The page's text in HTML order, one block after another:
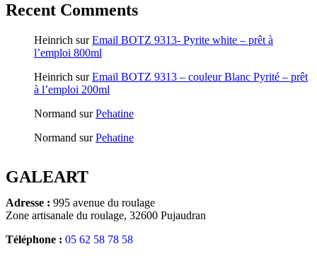
Recent Comments
Heinrich surEmail BOTZ 9313- Pyrite white – prêt à
l’emploi 800ml
Heinrich surEmail BOTZ 9313 – couleur Blanc Pyrité – prêt
à l’emploi 200ml
Normand surPehatine
Normand surPehatine
GALEART
Adresse : 995 avenue du roulage
Zone artisanale du roulage, 32600 Pujaudran
Téléphone : 05 62 58 78 58